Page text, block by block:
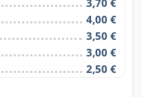
4,00 €
3,50 €
3,00 €
2,50 €